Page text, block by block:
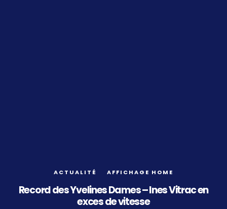
ACTUALITÉ AFFICHAGE HOME
Record des Yvelines Dames – Ines Vitrac en
exces de vitesse